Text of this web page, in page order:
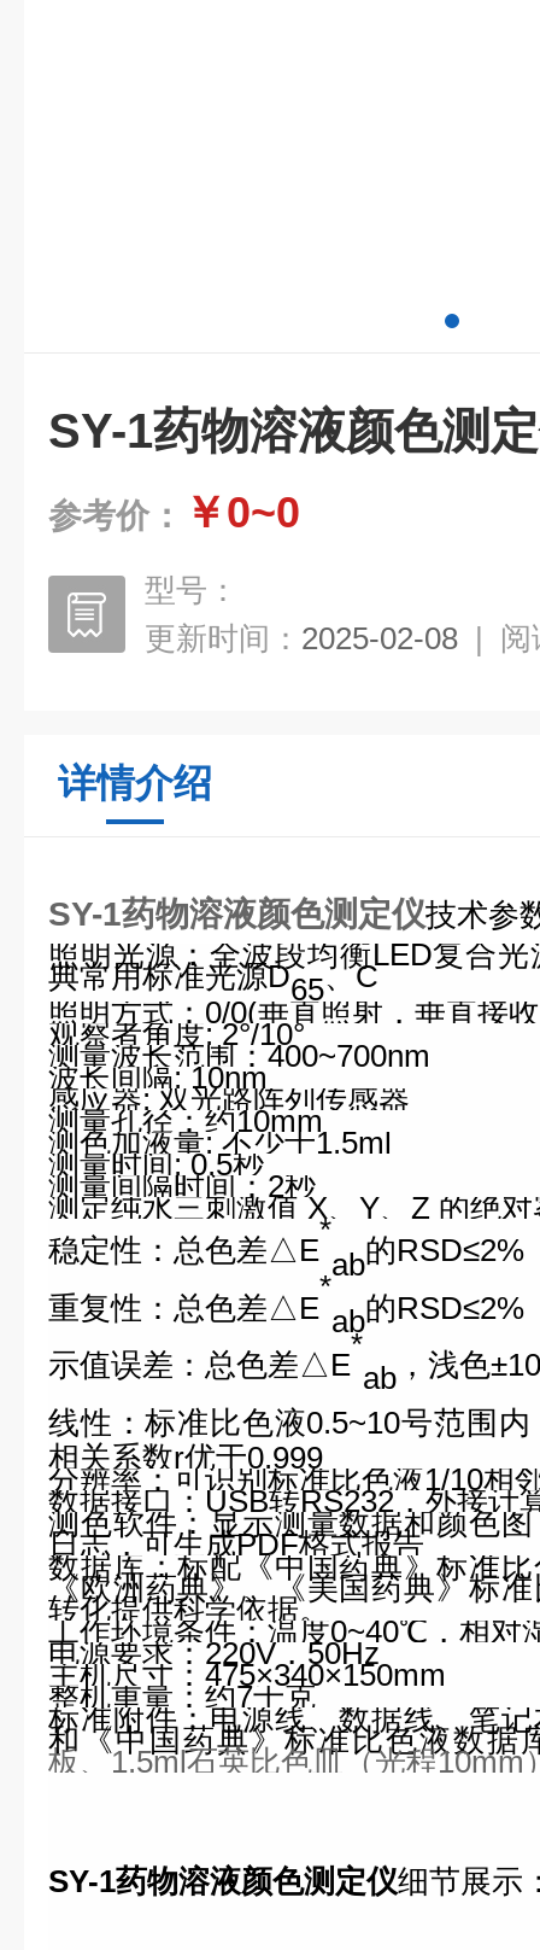
SY-1药物溶液颜色测
参考价： ￥0~0
型号：
更新时间： 2025-02-08 | 阅
详情介绍
SY-1药物溶液颜色测定仪技术参
照明光源：全波段均衡LED复合
典常用标准光源D65、C
照明方式：0/0(垂直照射，垂直接
观察者角度: 2°/10°
测量波长范围：400~700nm
波长间隔: 10nm
感应器: 双光路阵列传感器
测量孔径：约10mm
测色加液量: 不少于1.5ml
测量时间: 0.5秒
测量间隔时间：2秒
测定纯水三刺激值 X、Y、Z 的绝
稳定性： 总色差△E
*
ab的RSD≤2%
重复性：总色差△E
*
ab的RSD≤2%
示值误差： 总色差△E
*
ab ， 浅色
线性：标准比色液0.5~10号范围
相关系数r优于0.999
分辨率：可识别标准比色液1/10相
数据接口：USB转RS232，外接计
测色软件：显示测量数据和颜色
日志，可生成PDF格式报告
数据库：标配《中国药典》标准
《欧洲药典》、《美国药典》标
转化提供科学依据。
工作环境条件：温度0~40℃，相对
电源要求：220V，50Hz
主机尺寸：475×340×150mm
整机重量：约7千克
标准附件：电源线、数据线、笔
和《中国药典》标准比色液数据
板、1.5ml石英比色皿（光程10mm
SY-1药物溶液颜色测定仪细节展示